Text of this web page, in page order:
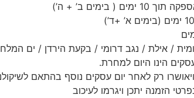
( בימים ב’ + ה’)
/ אילת / נגב דרומי / בקעת הירדן / ים המלח
הינו היום למחרת.
הזמנה יתכן ויגרמו לעיכוב